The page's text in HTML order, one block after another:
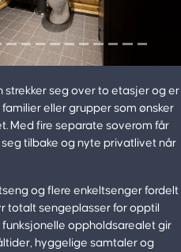
strekker seg over to etasjer og er
eller grupper som ønsker
Med fire separate soverom får
tilbake og nyte privatlivet når
og flere enkeltsenger fordelt
totalt sengeplasser for opptil
oppholdsarealet gir
hyggelige samtaler og